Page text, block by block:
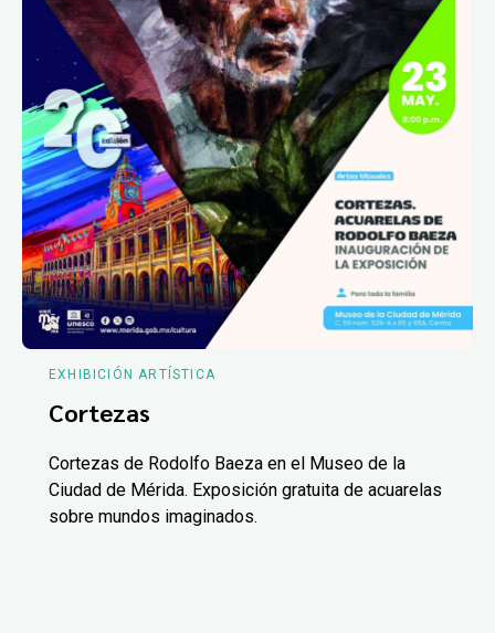
EXHIBICIÓN ARTÍSTICA
Cortezas
Cortezas de Rodolfo Baeza en el Museo de la
Ciudad de Mérida. Exposición gratuita de acuarelas
sobre mundos imaginados.